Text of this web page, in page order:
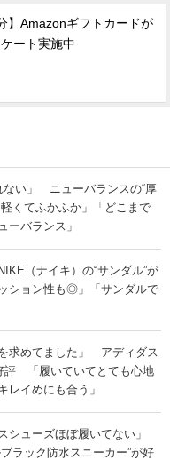
】Amazonギフトカードが
ート実施中
ない」 ニューバランスの“厚
くてふかふか」「どこまで
ーバランス」
（ナイキ）の“サンダル”が
ション性も◎」「サンダルで
求めてました」 アディダス
評 「履いていてとても心地
レイめにも合う」
シューズほぼ履いてない」
ラック防水スニーカー”が好